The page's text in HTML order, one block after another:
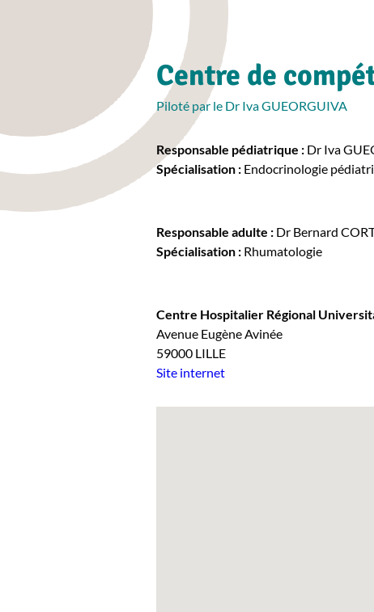
Centre de
Piloté par le Dr Iva GUEORGUIVA
Responsable pédiatrique :Dr Iva
Spécialisation :Endocrinologie
Responsable adulte :Dr Bernard
Spécialisation :Rhumatologie
Centre Hospitalier Régional
Avenue Eugène Avinée
59000 LILLE
Site internet